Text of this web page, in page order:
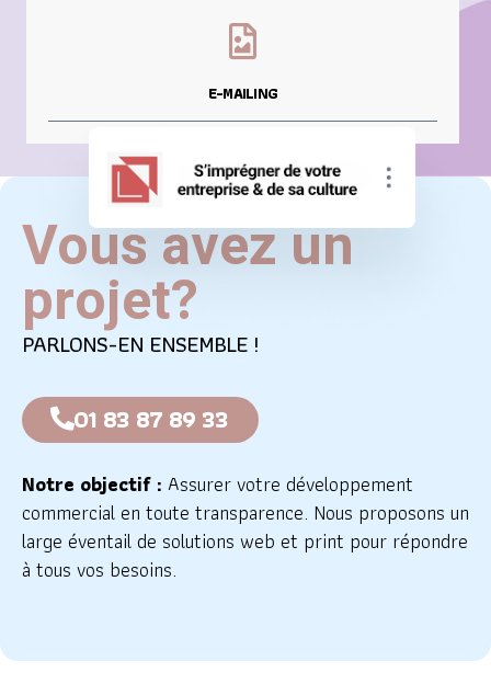
E-MAILING
Vous avez un
projet?
PARLONS-EN ENSEMBLE !
01 83 87 89 33
Notre objectif : Assurer votre développement
commercial en toute transparence. Nous proposons un
large éventail de solutions web et print pour répondre
à tous vos besoins.